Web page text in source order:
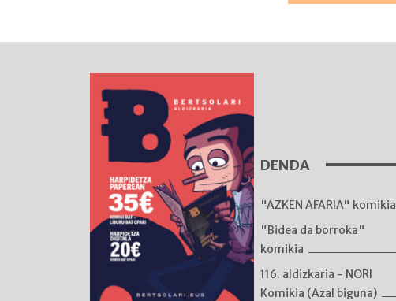
DENDA
"AZKEN AFARIA" komikia
"Bidea da borroka"
komikia
116. aldizkaria - NORI
Komikia (Azal biguna)